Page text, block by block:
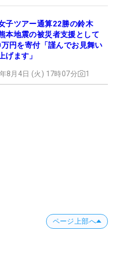
子ツアー通算22勝の鈴木
地震の被災者支援として
円を寄付「謹んでお見舞い
げます」
8月4日 (火) 17時07分 1
ページ上部へ